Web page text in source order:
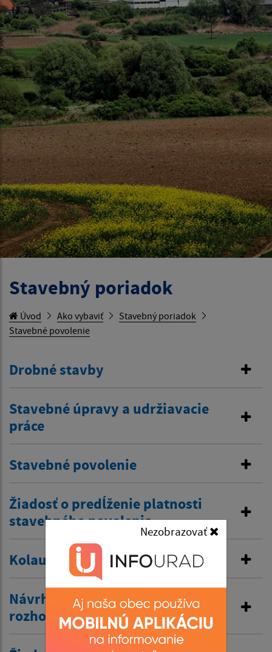
Nezobrazovať
Stavebný poriadok
Úvod Ako vybaviť
Stavebný poriadok
Stavebné povolenie
Drobné stavby
Stavebné úpravy a udržiavacie
práce
Stavebné povolenie
Žiadosť o predĺženie platnosti
stavebného povolenia
Kolaudačné rozhodnutie
Návrh na vydanie územného
rozhodnutia